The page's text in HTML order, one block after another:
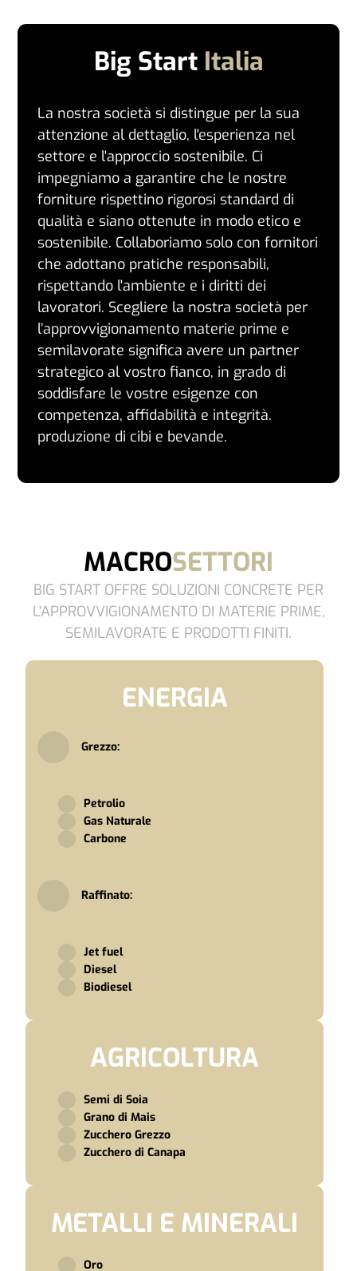
Big Start Italia
La nostra società si distingue per la sua
attenzione al dettaglio, l'esperienza nel
settore e l'approccio sostenibile. Ci
impegniamo a garantire che le nostre
forniture rispettino rigorosi standard di
qualità e siano ottenute in modo etico e
sostenibile. Collaboriamo solo con fornitori
che adottano pratiche responsabili,
rispettando l'ambiente e i diritti dei
lavoratori. Scegliere la nostra società per
l’approvvigionamento materie prime e
semilavorate significa avere un partner
strategico al vostro fianco, in grado di
soddisfare le vostre esigenze con
competenza, affidabilità e integrità.
produzione di cibi e bevande.
MACROSETTORI
BIG START OFFRE SOLUZIONI CONCRETE PER
L'APPROVVIGIONAMENTO DI MATERIE PRIME,
SEMILAVORATE E PRODOTTI FINITI.
ENERGIA
Grezzo:
Petrolio
Gas Naturale
Carbone
Raffinato:
Jet fuel
Diesel
Biodiesel
AGRICOLTURA
Semi di Soia
Grano di Mais
Zucchero Grezzo
Zucchero di Canapa
METALLI E MINERALI
Oro